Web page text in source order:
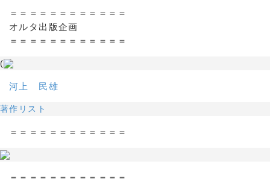
＝＝＝＝＝＝＝＝＝＝＝＝
オルタ出版企画
＝＝＝＝＝＝＝＝＝＝＝＝
(
河上 民雄
著作リスト
＝＝＝＝＝＝＝＝＝＝＝＝